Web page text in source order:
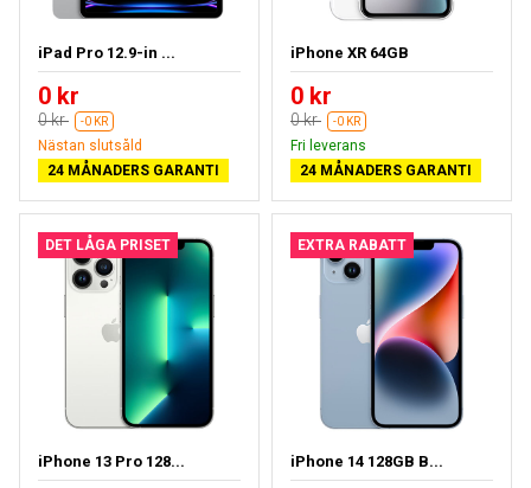
iPad Pro 12.9-in ...
0 kr
0 kr -0 KR
Nästan slutsåld
24 MÅNADERS GARANTI
iPhone XR 64GB
0 kr
0 kr -0 KR
Fri leverans
24 MÅNADERS GARANTI
DET LÅGA PRISET
iPhone 13 Pro 128...
EXTRA RABATT
iPhone 14 128GB B...